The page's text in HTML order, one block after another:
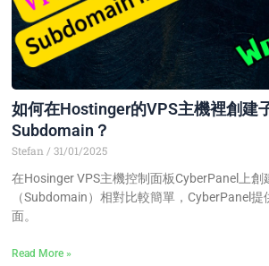
如何在Hostinger的VPS主機裡創建
Subdomain？
Stefan
31/01/2025
在Hosinger VPS主機控制面板CyberPanel上創
（Subdomain）相對比較簡單，CyberPanel
面。
Read More »